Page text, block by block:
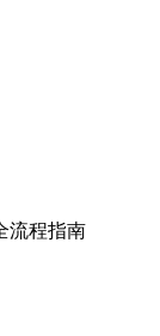
流程指南